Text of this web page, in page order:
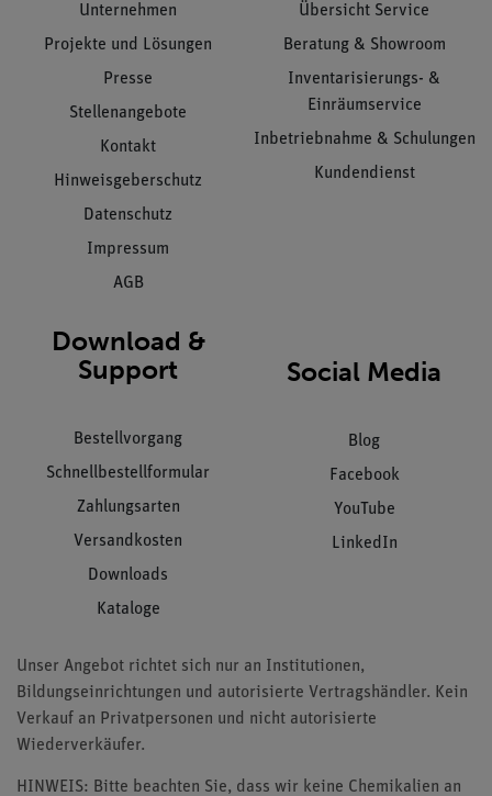
Unternehmen
Projekte und Lösungen
Presse
Stellenangebote
Kontakt
Hinweisgeberschutz
Datenschutz
Impressum
AGB
Übersicht Service
Beratung & Showroom
Inventarisierungs- &
Einräumservice
Inbetriebnahme & Schulungen
Kundendienst
Download &
Support
Bestellvorgang
Schnellbestellformular
Zahlungsarten
Versandkosten
Downloads
Kataloge
Social Media
Blog
Facebook
YouTube
LinkedIn
Unser Angebot richtet sich nur an Institutionen,
Bildungseinrichtungen und autorisierte Vertragshändler. Kein
Verkauf an Privatpersonen und nicht autorisierte
Wiederverkäufer.
HINWEIS: Bitte beachten Sie, dass wir keine Chemikalien an